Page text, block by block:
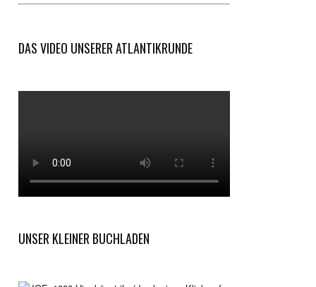
DAS VIDEO UNSERER ATLANTIKRUNDE
UNSER KLEINER BUCHLADEN